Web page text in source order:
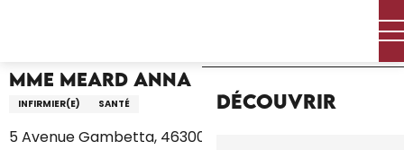
principal
Découvrir
Mme Meard Anna
INFIRMIER(E) SANTÉ
5 Avenue Gambetta, 46300 Gourdon